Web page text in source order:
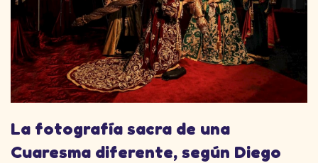
La fotografía sacra de una
Cuaresma diferente, según Diego